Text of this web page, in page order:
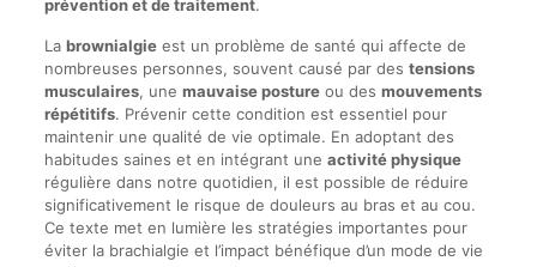
prévention et de traitement.
La brownialgieest un problème de santé qui affecte de
nombreuses personnes, souvent causé par des tensions
musculaires, une mauvaise postureou des mouvements
répétitifs. Prévenir cette condition est essentiel pour
maintenir une qualité de vie optimale. En adoptant des
habitudes saines et en intégrant une activité physique
régulière dans notre quotidien, il est possible de réduire
significativement le risque de douleurs au bras et au cou.
Ce texte met en lumière les stratégies importantes pour
éviter la brachialgie et l’impact bénéfique d’un mode de vie